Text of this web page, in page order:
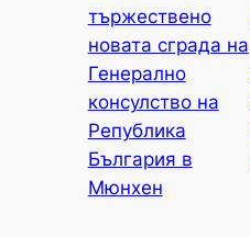
тържествено
новата сграда на
Генерално
консулство на
Република
България в
Мюнхен